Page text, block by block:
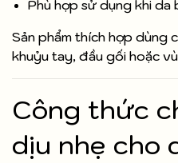
Phù hợp sử dụng khi da
Sản phẩm thích hợp dùng
khuỷu tay, đầu gối hoặc
Công thức
dịu nhẹ cho